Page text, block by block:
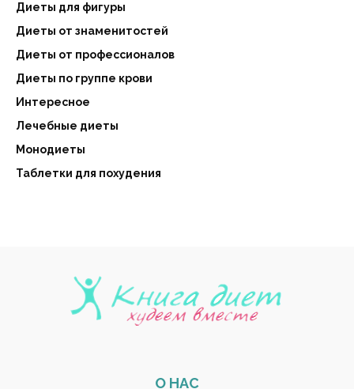
Диеты для фигуры
Диеты от знаменитостей
Диеты от профессионалов
Диеты по группе крови
Интересное
Лечебные диеты
Монодиеты
Таблетки для похудения
О НАС